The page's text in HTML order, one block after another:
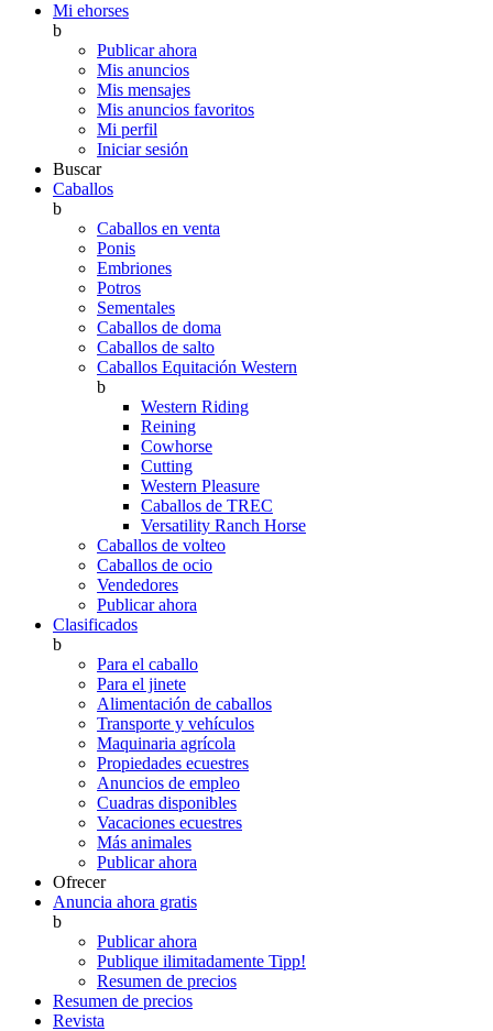
Mi ehorses
b
Publicar ahora
Mis anuncios
Mis mensajes
Mis anuncios favoritos
Mi perfil
Iniciar sesión
Buscar
Caballos
b
Caballos en venta
Ponis
Embriones
Potros
Sementales
Caballos de doma
Caballos de salto
Caballos Equitación Western
b
Western Riding
Reining
Cowhorse
Cutting
Western Pleasure
Caballos de TREC
Versatility Ranch Horse
Caballos de volteo
Caballos de ocio
Vendedores
Publicar ahora
Clasificados
b
Para el caballo
Para el jinete
Alimentación de caballos
Transporte y vehículos
Maquinaria agrícola
Propiedades ecuestres
Anuncios de empleo
Cuadras disponibles
Vacaciones ecuestres
Más animales
Publicar ahora
Ofrecer
Anuncia ahora gratis
b
Publicar ahora
Publique ilimitadamente Tipp!
Resumen de precios
Resumen de precios
Revista